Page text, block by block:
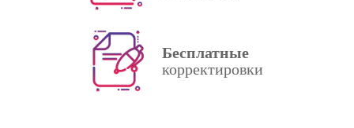
Бесплатные
корректировки